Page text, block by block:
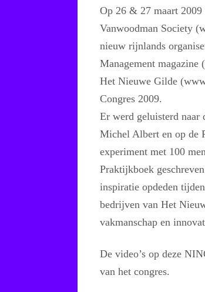
Op 26 & 27 maart 2009
Vanwoodman Society
nieuw rijnlands
Management
Het Nieuwe Gilde
Congres 2009.
Er werd geluisterd naar
Michel Albert en op de
experiment met 100
Praktijkboek
inspiratie opdeden
bedrijven van Het
vakmanschap en
De video’s op deze
van het congres.